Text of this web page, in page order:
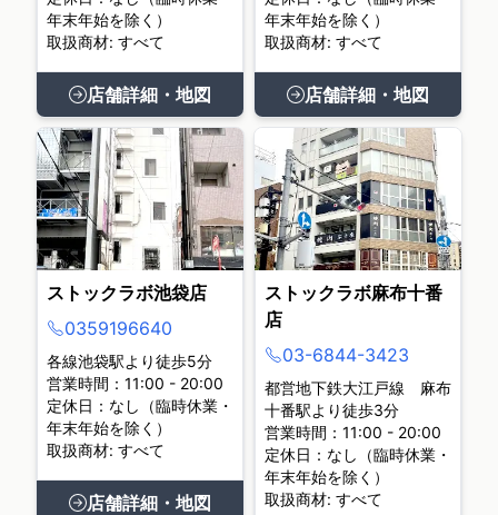
年末年始を除く）
取扱商材: すべて
店舗詳細・地図
年末年始を除く）
取扱商材: すべて
店舗詳細・地図
ストックラボ池袋店
0359196640
各線池袋駅より徒歩5分
営業時間：11:00 - 20:00
定休日：なし（臨時休業・
年末年始を除く）
取扱商材: すべて
店舗詳細・地図
ストックラボ麻布十番
店
03-6844-3423
都営地下鉄大江戸線 麻布
十番駅より徒歩3分
営業時間：11:00 - 20:00
定休日：なし（臨時休業・
年末年始を除く）
取扱商材: すべて